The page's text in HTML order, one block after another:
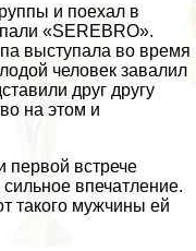
и поехал в
«SEREBRO».
выступала во время
человек завалил
друг другу
на этом и
первой встрече
впечатление.
такого мужчины ей